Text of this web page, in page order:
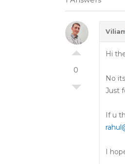
0
Hi
No
Just
If u
I